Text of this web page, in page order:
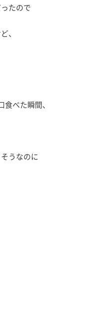
たので
、
べた瞬間、
うなのに